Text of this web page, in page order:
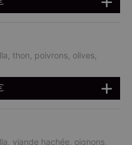
thon, poivrons, olives,
viande hachée, oignons,